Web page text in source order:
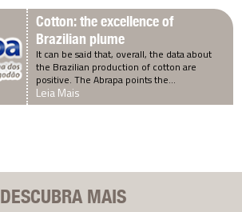
Cotton: the excellence of
Brazilian plume
It can be said that, overall, the data about
the Brazilian production of cotton are
positive. The Abrapa points the…
Leia Mais
DESCUBRA MAIS